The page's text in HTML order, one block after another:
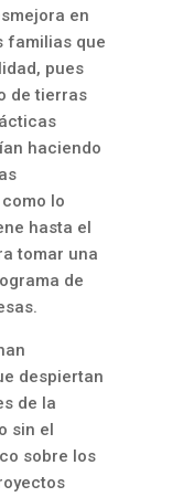
en
familias que
pues
de tierras
haciendo
lo
hasta el
tomar una
de
despiertan
de la
sin el
sobre los